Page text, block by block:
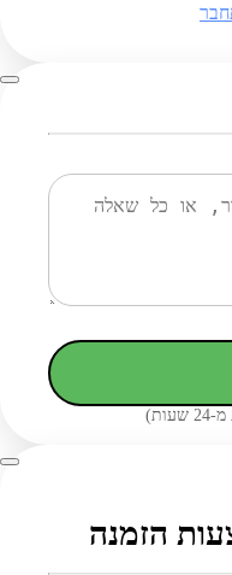
הזמנה